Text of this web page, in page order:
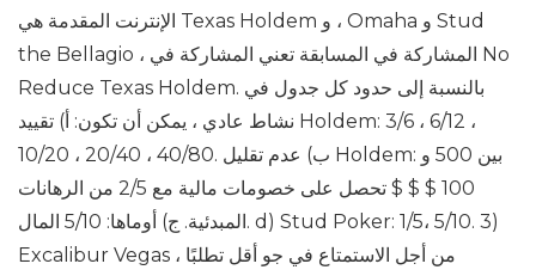
الإنترنت المقدمة هي Texas Holdem و ، Omaha و Stud
the Bellagio ، المشاركة في المسابقة تعني المشاركة في No
Reduce Texas Holdem. بالنسبة إلى حدود كل جدول في
نشاط عادي ، يمكن أن تكون: أ) تقييد Holdem: 3/6 ، 6/12 ،
10/20 ، 20/40 ، 40/80. ب) عدم تقليل Holdem: بين 500 و
100 $ $ $ تحصل على خصومات مالية مع 2/5 من الرهانات
المبدئية. ج) أوماها: 5/10 المال. d) Stud Poker: 1/5، 5/10. 3)
Excalibur Vegas من أجل الاستمتاع في جو أقل تطلبًا ،